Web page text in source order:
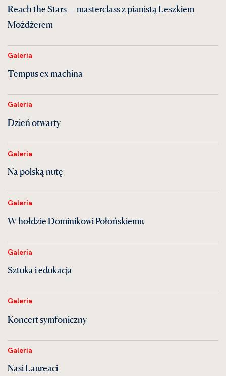
Reach the Stars — masterclass z pianistą Leszkiem
Możdżerem
Galeria
Tempus ex machina
Galeria
Dzień otwarty
Galeria
Na polską nutę
Galeria
W hołdzie Dominikowi Połońskiemu
Galeria
Sztuka i edukacja
Galeria
Koncert symfoniczny
Galeria
Nasi Laureaci